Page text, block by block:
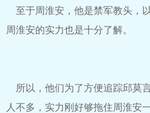
至于周淮安，他是禁军教头，
周淮安的实力也是十分了解。
所以，他们为了方便追踪邱莫
人不多，实力刚好够拖住周淮安